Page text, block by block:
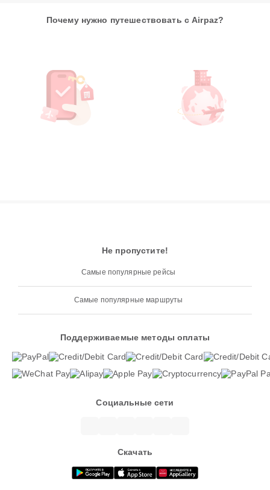
Почему нужно путешествовать с Airpaz?
Не пропустите!
Самые популярные рейсы
Самые популярные маршруты
Поддерживаемые методы оплаты
Социальные сети
Скачать